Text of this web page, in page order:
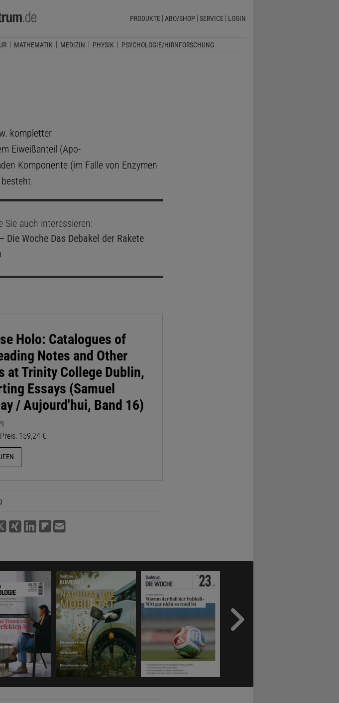
PRODUKTE ABO/SHOP SERVICE LOGIN
MATHEMATIK MEDIZIN PHYSIK PSYCHOLOGIE/HIRNFORSCHUNG
kompletter
Eiweißanteil (Apo-
Komponente (im Falle von Enzymen
Sie auch interessieren:
Die WocheDas Debakel der Rakete
Holo: Catalogues of
Notes and Other
at Trinity College Dublin,
Essays (Samuel
/ Aujourd'hui, Band 16)
159,24 €